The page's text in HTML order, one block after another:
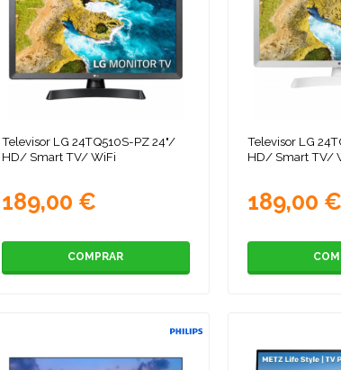
Televisor LG 24TQ510S-PZ 24"/
HD/ Smart TV/ WiFi
189,00 €
COMPRAR
Televisor LG
HD/ Smart TV/
189,00 €